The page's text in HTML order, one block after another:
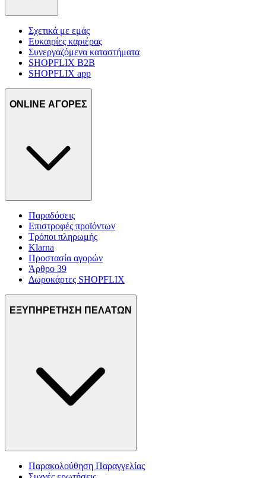
Σχετικά με εμάς
Ευκαιρίες καριέρας
Συνεργαζόμενα καταστήματα
SHOPFLIX B2B
SHOPFLIX app
ONLINE ΑΓΟΡΕΣ
Παραδόσεις
Επιστροφές προϊόντων
Τρόποι πληρωμής
Klarna
Προστασία αγορών
Άρθρο 39
Δωροκάρτες SHOPFLIX
ΕΞΥΠΗΡΕΤΗΣΗ ΠΕΛΑΤΩΝ
Παρακολούθηση Παραγγελίας